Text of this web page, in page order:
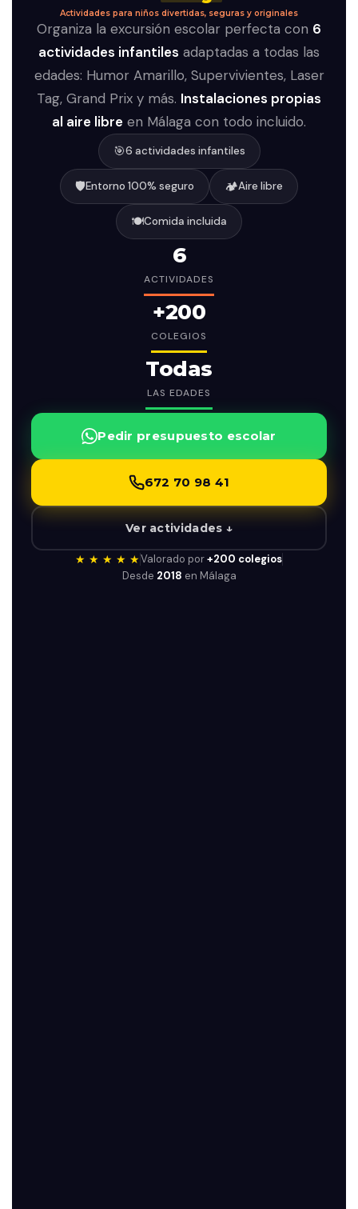
Actividades para niños divertidas, seguras y originales
Organiza la excursión escolar perfecta con 6
actividades infantiles adaptadas a todas las
edades: Humor Amarillo, Supervivientes, Laser
Tag, Grand Prix y más. Instalaciones propias
al aire libre en Málaga con todo incluido.
🎯6 actividades infantiles
🛡️Entorno 100% seguro 🏕️Aire libre
🍽️Comida incluida
6
ACTIVIDADES
+200
COLEGIOS
Todas
LAS EDADES
Pedir presupuesto escolar
672 70 98 41
Ver actividades ↓
★ ★ ★ ★ ★Valorado por+200 colegios
Desde 2018 en Málaga